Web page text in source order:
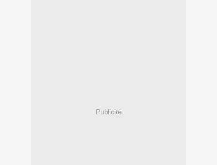
Publicité